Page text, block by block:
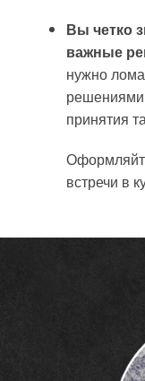
Вы четко
важные
нужно
принятия
встречи в